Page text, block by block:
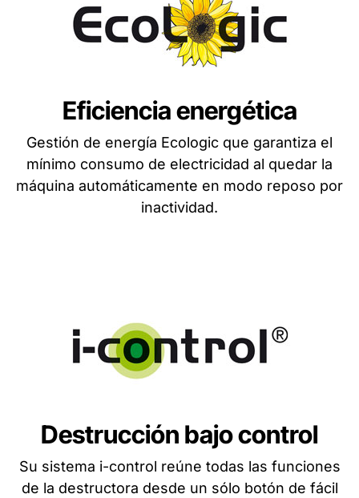
Eficiencia energética
Gestión de energía Ecologic que garantiza el
mínimo consumo de electricidad al quedar la
máquina automáticamente en modo reposo por
inactividad.
Destrucción bajo control
Su sistema i-control reúne todas las funciones
de la destructora desde un sólo botón de fácil